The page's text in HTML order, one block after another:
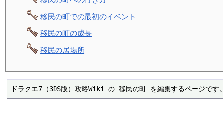
移民の町での最初のイベント
移民の町の成長
移民の居場所
ドラクエ7（3DS版）攻略Wiki の 移民の町 を編集するページです。